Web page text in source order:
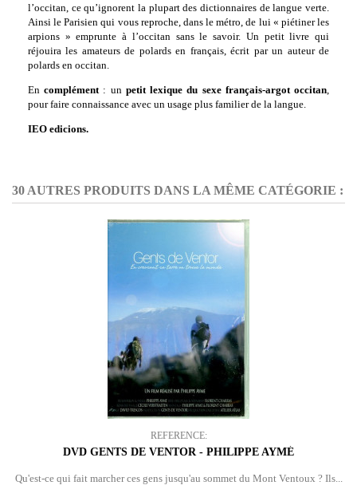
l’occitan, ce qu’ignorent la plupart des dictionnaires de langue verte.
Ainsi le Parisien qui vous reproche, dans le métro, de lui « piétiner les
arpions » emprunte à l’occitan sans le savoir. Un petit livre qui
réjouira les amateurs de polards en français, écrit par un auteur de
polards en occitan.
Encomplément: un petit lexique du sexe français-argot occitan,
pour faire connaissance avec un usage plus familier de la langue.
IEO edicions.
30 AUTRES PRODUITS DANS LA MÊME CATÉGORIE :
REFERENCE:
DVD GENTS DE VENTOR - PHILIPPE AYMÉ
Qu'est-ce qui fait marcher ces gens jusqu'au sommet du Mont Ventoux ? Ils...